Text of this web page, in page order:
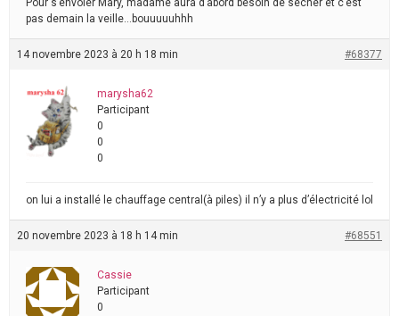
Pour s’envoler Mary, madame aura d’abord besoin de sécher et c’est
pas demain la veille…bouuuuuhhh
14 novembre 2023 à 20 h 18 min #68377
marysha62
Participant
0
0
0
on lui a installé le chauffage central(à piles) il n’y a plus d’électricité lol
20 novembre 2023 à 18 h 14 min #68551
Cassie
Participant
0